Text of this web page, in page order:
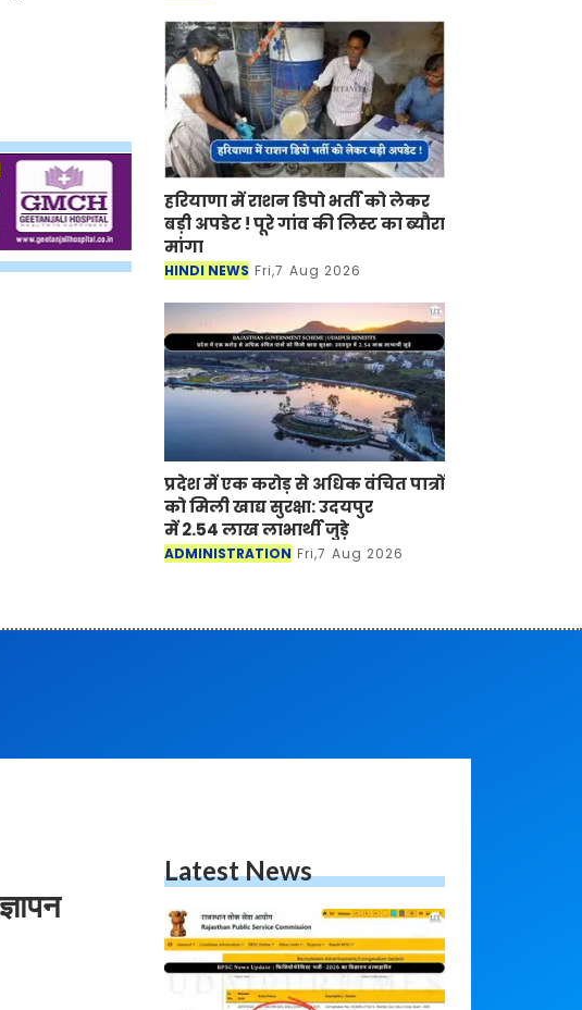
हरियाणा में राशन डिपो भर्ती को लेकर
बड़ी अपडेट ! पूरे गांव की लिस्ट का ब्यौरा
मांगा
HINDI NEWS Fri,7 Aug 2026
प्रदेश में एक करोड़ से अधिक वंचित पात्रों
को मिली खाद्य सुरक्षा: उदयपुर
में 2.54 लाख लाभार्थी जुड़े
ADMINISTRATION Fri,7 Aug 2026
Latest News